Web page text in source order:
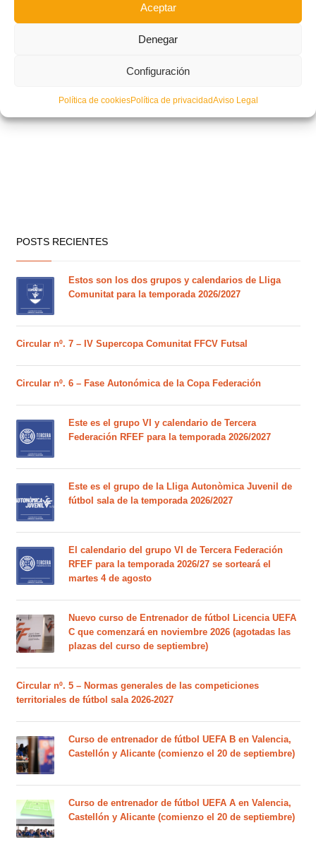
Aceptar
Denegar
Configuración
Política de cookiesPolítica de privacidadAviso Legal
POSTS RECIENTES
Estos son los dos grupos y calendarios de Lliga
Comunitat para la temporada 2026/2027
Circular nº. 7 – IV Supercopa Comunitat FFCV Futsal
Circular nº. 6 – Fase Autonómica de la Copa Federación
Este es el grupo VI y calendario de Tercera
Federación RFEF para la temporada 2026/2027
Este es el grupo de la Lliga Autonòmica Juvenil de
fútbol sala de la temporada 2026/2027
El calendario del grupo VI de Tercera Federación
RFEF para la temporada 2026/27 se sorteará el
martes 4 de agosto
Nuevo curso de Entrenador de fútbol Licencia UEFA
C que comenzará en noviembre 2026 (agotadas las
plazas del curso de septiembre)
Circular nº. 5 – Normas generales de las competiciones
territoriales de fútbol sala 2026-2027
Curso de entrenador de fútbol UEFA B en Valencia,
Castellón y Alicante (comienzo el 20 de septiembre)
Curso de entrenador de fútbol UEFA A en Valencia,
Castellón y Alicante (comienzo el 20 de septiembre)